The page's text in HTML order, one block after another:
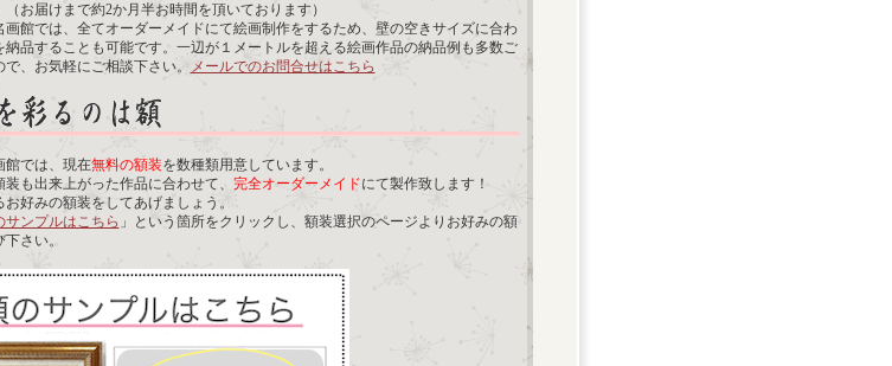
（お届けまで約2か月半お時間を頂いております）
館では、全てオーダーメイドにて絵画制作をするため、壁の空きサイズに合わ
納品することも可能です。一辺が１メートルを超える絵画作品の納品例も多数ご
で、お気軽にご相談下さい。
メールでのお問合せはこちら
館では、現在無料の額装を数種類用意しています。
装も出来上がった作品に合わせて、 完全オーダーメイドにて製作致します！
好みの額装をしてあげましょう。
サンプルはこちら 」という箇所をクリックし、額装選択のページよりお好みの額
さい。